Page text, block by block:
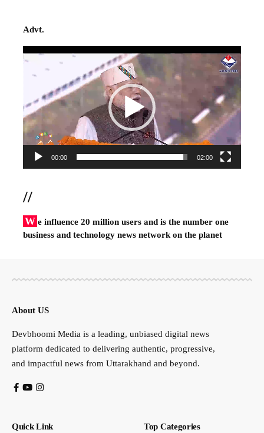
Advt.
Video
00:00 02:00
//
W e influence 20 million users and is the number one
business and technology news network on the planet
About US
Devbhoomi Media is a leading, unbiased digital news
platform dedicated to delivering authentic, progressive,
and impactful news from Uttarakhand and beyond.
Quick Link Top Categories